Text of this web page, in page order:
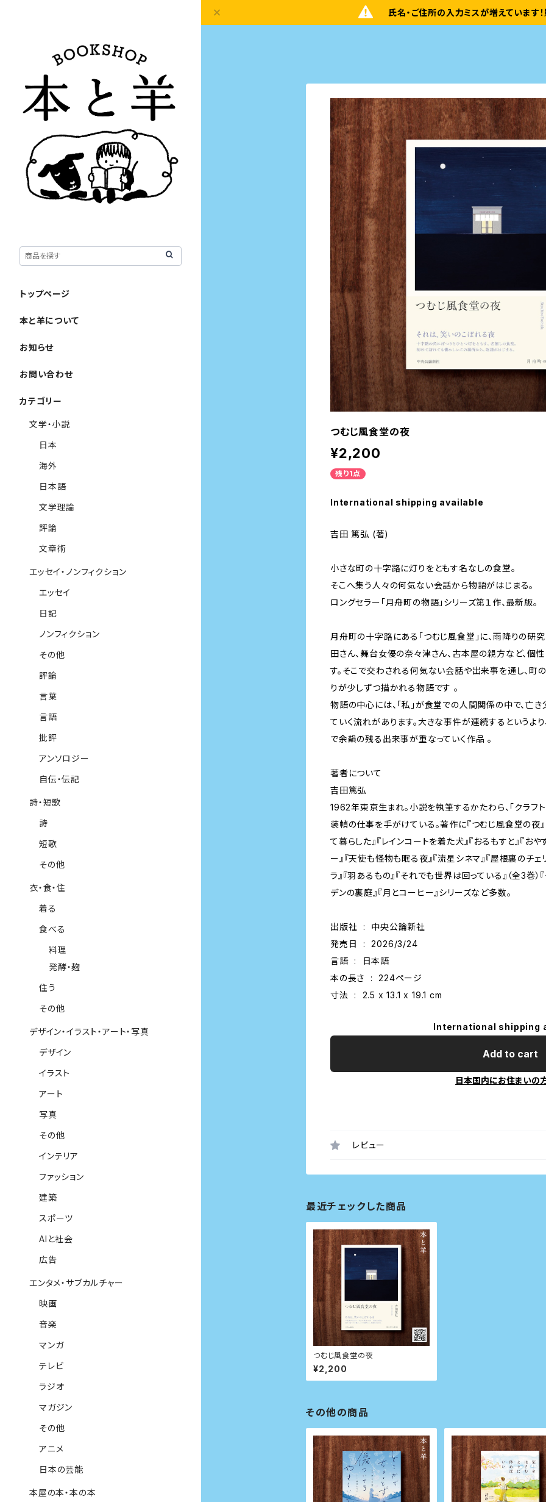
氏名・ご住所の入力ミスが増えています
つむじ風食堂の夜
¥2,200
残り1点
International shipping available
吉田 篤弘 (著)
小さな町の十字路に灯りをともす名なしの食堂。
そこへ集う人々の何気ない会話から物語がはじまる。
ロングセラー「月舟町の物語」シリーズ第１作、最新版。
月舟町の十字路にある「つむじ風食堂」に、雨降りの研
田さん、舞台女優の奈々津さん、古本屋の親方など、個
す。そこで交わされる何気ない会話や出来事を通し、
りが少しずつ描かれる物語です 。
物語の中心には、「私」が食堂での人間関係の中で、亡
ていく流れがあります。大きな事件が連続するというよ
で余韻の残る出来事が重なっていく作品 。
著者について
吉田篤弘
1962年東京生まれ。小説を執筆するかたわら、「クラフ
装幀の仕事を手がけている。著作に『つむじ風食堂の夜
て暮らした』『レインコートを着た犬』『おるもすと』『お
ー』『天使も怪物も眠る夜』『流星シネマ』『屋根裏のチェ
ラ』『羽あるもの』『それでも世界は回っている』（全3巻）
デンの裏庭』『月とコーヒー』シリーズなど多数。
出版社 ‏ : ‎ 中央公論新社
発売日 ‏ : ‎ 2026/3/24
言語 ‏ : ‎ 日本語
本の長さ ‏ : ‎ 224ページ
寸法 ‏ : ‎ 2.5 x 13.1 x 19.1 cm
International shipping
Add to cart
日本国内にお住まいの
レビュー
最近チェックした商品
つむじ風食堂の夜
¥2,200
その他の商品
トップページ
本と羊について
お知らせ
お問い合わせ
カテゴリー
文学・小説
日本
海外
日本語
文学理論
評論
文章術
エッセイ・ノンフィクション
エッセイ
日記
ノンフィクション
その他
評論
言葉
言語
批評
アンソロジー
自伝・伝記
詩・短歌
詩
短歌
その他
衣・食・住
着る
食べる
料理
発酵・麹
住う
その他
デザイン・イラスト・アート・写真
デザイン
イラスト
アート
写真
その他
インテリア
ファッション
建築
スポーツ
AIと社会
広告
エンタメ・サブカルチャー
映画
音楽
マンガ
テレビ
ラジオ
マガジン
その他
アニメ
日本の芸能
本屋の本・本の本